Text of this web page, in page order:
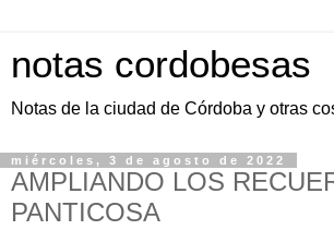
notas cordobesas
Notas de la ciudad de Córdoba y otras
miércoles, 3 de agosto de 2022
AMPLIANDO LOS
PANTICOSA